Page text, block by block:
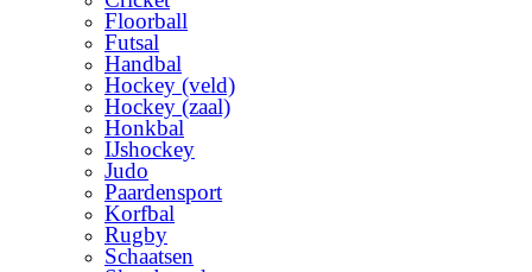
Floorball
Futsal
Handbal
Hockey (veld)
Hockey (zaal)
Honkbal
IJshockey
Judo
Paardensport
Korfbal
Rugby
Schaatsen